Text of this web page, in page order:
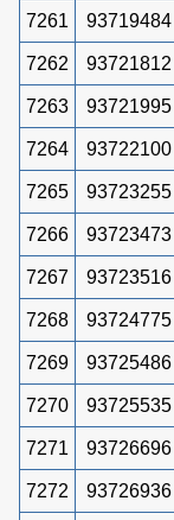
7261 93719484
7262 93721812
7263 93721995
7264 93722100
7265 93723255
7266 93723473
7267 93723516
7268 93724775
7269 93725486
7270 93725535
7271 93726696
7272 93726936